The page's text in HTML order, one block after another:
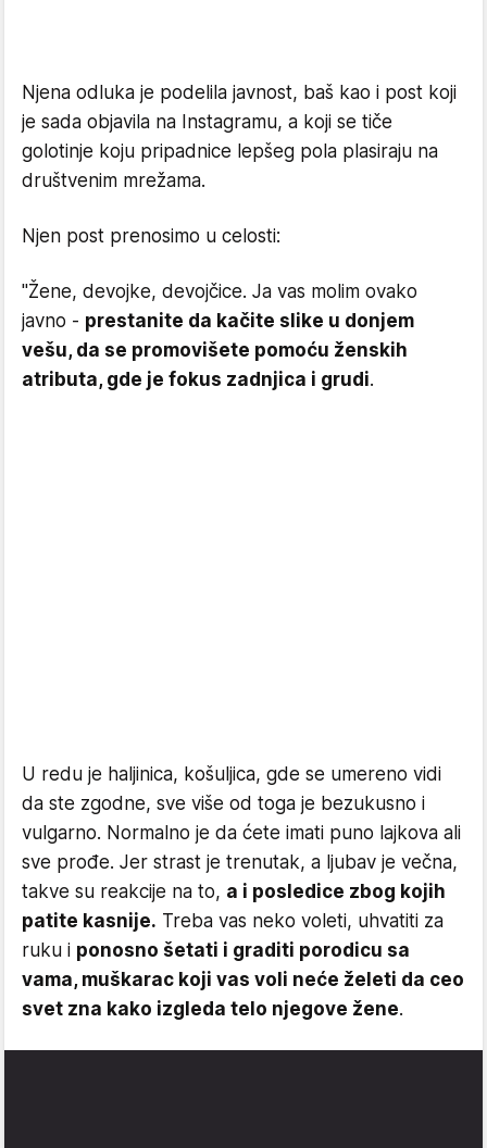
Njena odluka je podelila javnost, baš kao i post koji
je sada objavila na Instagramu, a koji se tiče
golotinje koju pripadnice lepšeg pola plasiraju na
društvenim mrežama.
Njen post prenosimo u celosti:
"Žene, devojke, devojčice. Ja vas molim ovako
javno - prestanite da kačite slike u donjem
vešu, da se promovišete pomoću ženskih
atributa, gde je fokus zadnjica i grudi.
U redu je haljinica, košuljica, gde se umereno vidi
da ste zgodne, sve više od toga je bezukusno i
vulgarno. Normalno je da ćete imati puno lajkova ali
sve prođe. Jer strast je trenutak, a ljubav je večna,
takve su reakcije na to, a i posledice zbog kojih
patite kasnije. Treba vas neko voleti, uhvatiti za
ruku i ponosno šetati i graditi porodicu sa
vama, muškarac koji vas voli neće želeti da ceo
svet zna kako izgleda telo njegove žene.